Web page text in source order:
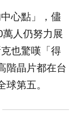
心點」，儘
人仍努力展
也驚嘆「得
階晶片都在台
球第五。